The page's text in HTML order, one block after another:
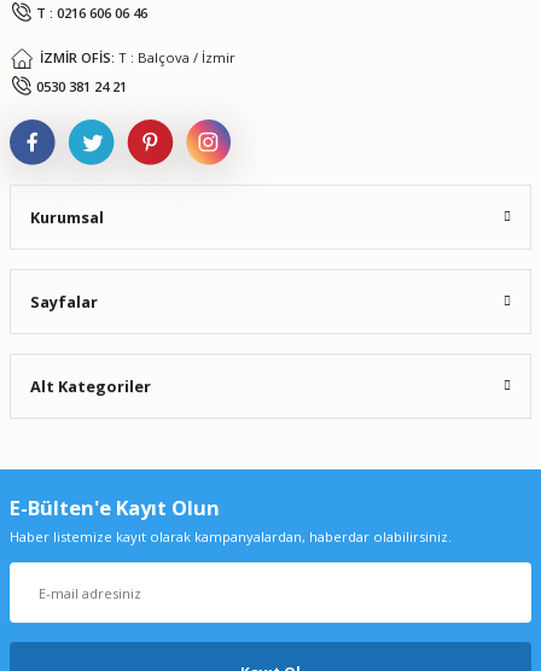
T : 0216 606 06 46
İZMİR OFİS: T : Balçova / İzmir
0530 381 24 21
Kurumsal
Sayfalar
Alt Kategoriler
E-Bülten'e Kayıt Olun
Haber listemize kayıt olarak kampanyalardan, haberdar olabilirsiniz.